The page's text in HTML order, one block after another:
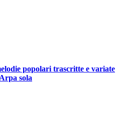
popolari trascritte e variate
sola